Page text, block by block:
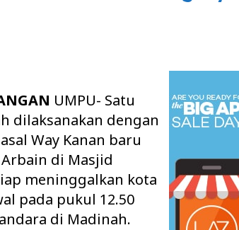
UMPU- Satu
dilaksanakan dengan
Way Kanan baru
di Masjid
meninggalkan kota
pada pukul 12.50
di Madinah.